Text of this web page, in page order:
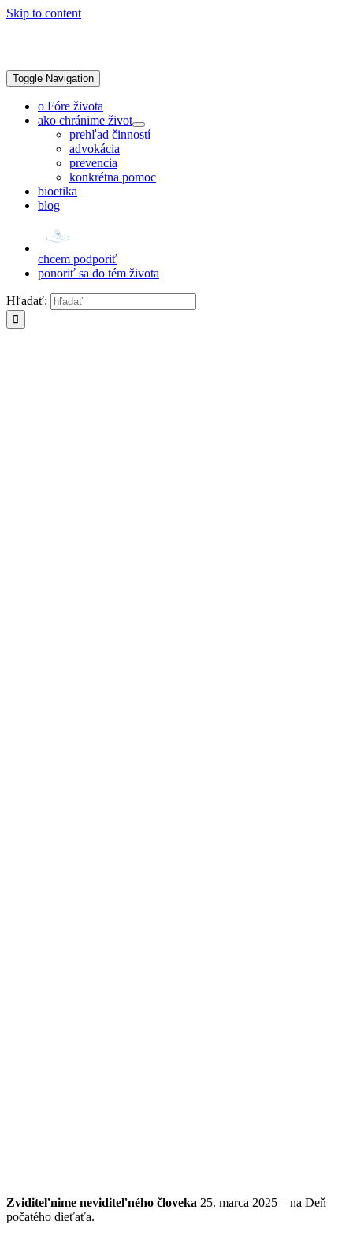
Skip to content
Toggle Navigation
o Fóre života
ako chránime život
prehľad činností
advokácia
prevencia
konkrétna pomoc
bioetika
blog
chcem podporiť
ponoriť sa do tém života
Hľadať:
Zviditeľnime neviditeľného človeka 25. marca 2025 – na Deň
počatého dieťaťa.